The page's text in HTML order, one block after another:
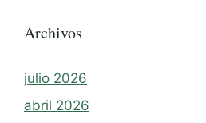
Archivos
julio 2026
abril 2026